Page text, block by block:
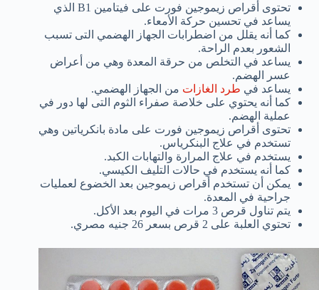
تحتوى أقراص زيموجين فورت على فيتامين B1 الذي
يساعد في تحسين حركة الأمعاء.
كما أنه يقلل من اضطرابات الجهاز الهضمي التى تسبب
الشعور بعدم الراحة.
يساعد في التخلص من حرقة المعدة وهي من أعراض
عسر الهضم.
يساعد في طرد الغازات من الجهاز الهضمي.
كما أنه يحتوي على خلاصة صفراء الثوم التى لها دور في
عملية الهضم.
تحتوى أقراص زيموجين فورت على مادة بانكرياتين وهي
تستخدم في علاج البنكرياس.
يستخدم في علاج المرارة والتهابات الكبد.
كما أنه يستخدم في حالات التليف الكيسي.
يمكن أن تستخدم أقراص زيموجين بعد الخضوع لعمليات
جراحية في المعدة.
يتم تناول قرص 3 مرات في اليوم بعد الأكل.
تحتوي العلبة على 2 قرص بسعر 26 جنيه مصري.